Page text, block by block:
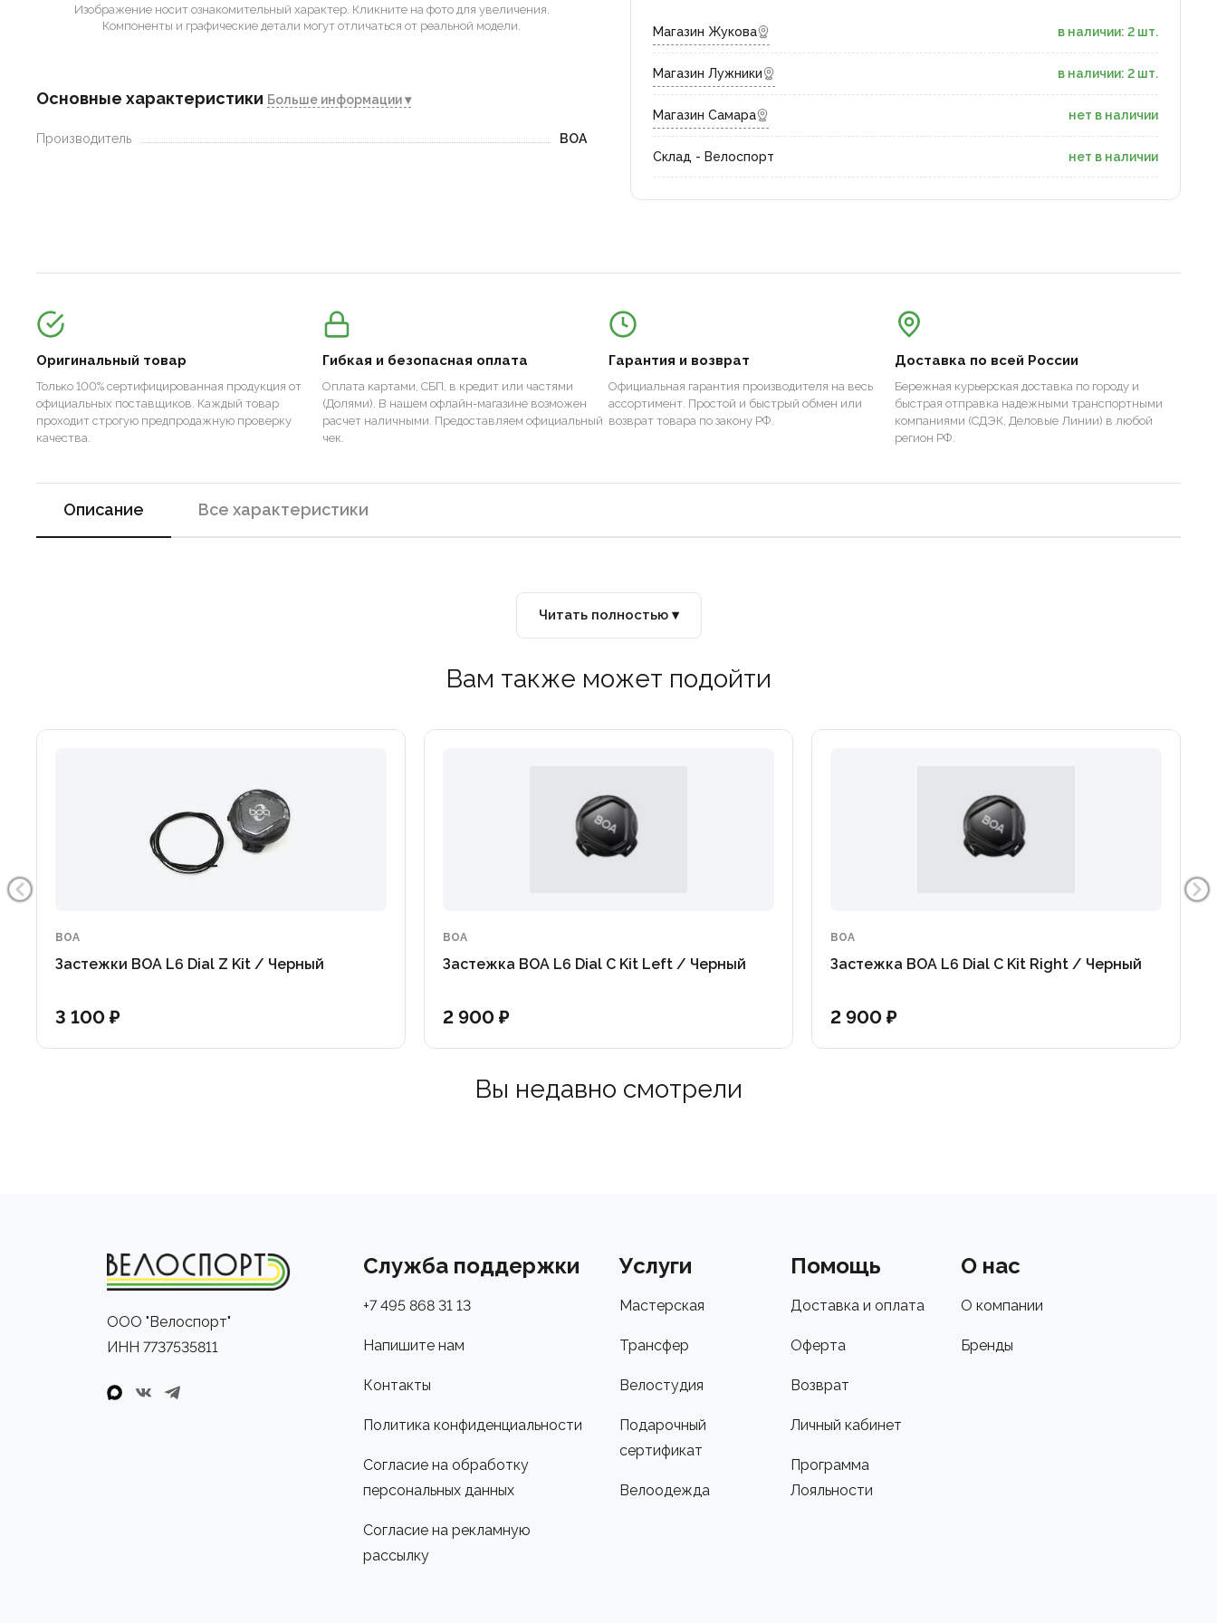
Изображение носит ознакомительный характер. Кликните на фото для увеличения.
Компоненты и графические детали могут отличаться от реальной модели.
Основные характеристики Больше информации ▾
Производитель BOA
Магазин Жукова в наличии: 2 шт.
Магазин Лужники в наличии: 2 шт.
Магазин Самара нет в наличии
Склад - Велоспорт нет в наличии
Оригинальный товар
Только 100% сертифицированная продукция от
официальных поставщиков. Каждый товар
проходит строгую предпродажную проверку
качества.
Гибкая и безопасная оплата
Оплата картами, СБП, в кредит или частями
(Долями). В нашем офлайн-магазине возможен
расчет наличными. Предоставляем официальный
чек.
Гарантия и возврат
Официальная гарантия производителя на весь
ассортимент. Простой и быстрый обмен или
возврат товара по закону РФ.
Доставка по всей России
Бережная курьерская доставка по городу и
быстрая отправка надежными транспортными
компаниями (СДЭК, Деловые Линии) в любой
регион РФ.
Описание Все характеристики
Читать полностью ▾
Вам также может подойти
BOA
Застежки BOA L6 Dial Z Kit / Черный
3 100 ₽
BOA
Застежка BOA L6 Dial C Kit Left / Черный
2 900 ₽
BOA
Застежка BOA L6 Dial C Kit Right / Черный
2 900 ₽
Вы недавно смотрели
ООО "Велоспорт"
ИНН 7737535811
Служба поддержки
+7 495 868 31 13
Напишите нам
Контакты
Политика конфиденциальности
Согласие на обработку
персональных данных
Согласие на рекламную
рассылку
Услуги
Мастерская
Трансфер
Велостудия
Подарочный
сертификат
Велоодежда
Помощь
Доставка и оплата
Оферта
Возврат
Личный кабинет
Программа
Лояльности
О нас
О компании
Бренды